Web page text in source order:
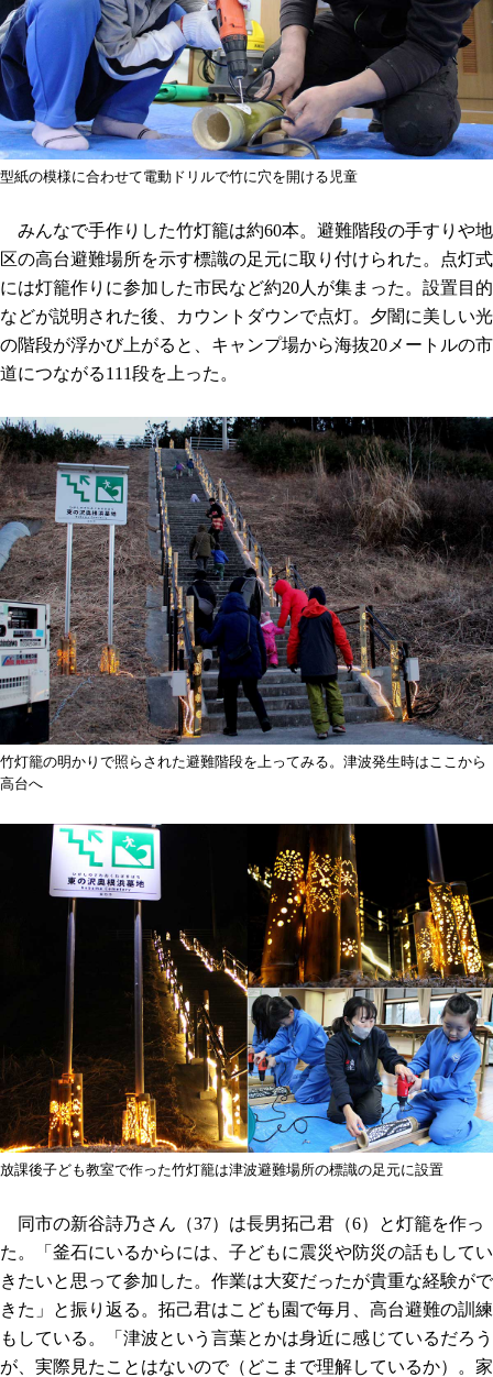
型紙の模様に合わせて電動ドリルで竹に穴を開ける児童
みんなで手作りした竹灯籠は約60本。避難階段の手すりや地
区の高台避難場所を示す標識の足元に取り付けられた。点灯式
には灯籠作りに参加した市民など約20人が集まった。設置目的
などが説明された後、カウントダウンで点灯。夕闇に美しい光
の階段が浮かび上がると、キャンプ場から海抜20メートルの市
道につながる111段を上った。
竹灯籠の明かりで照らされた避難階段を上ってみる。津波発生時はここから
高台へ
放課後子ども教室で作った竹灯籠は津波避難場所の標識の足元に設置
同市の新谷詩乃さん（37）は長男拓己君（6）と灯籠を作っ
た。「釜石にいるからには、子どもに震災や防災の話もしてい
きたいと思って参加した。作業は大変だったが貴重な経験がで
きた」と振り返る。拓己君はこども園で毎月、高台避難の訓練
もしている。「津波という言葉とかは身近に感じているだろう
が、実際見たことはないので（どこまで理解しているか）。家